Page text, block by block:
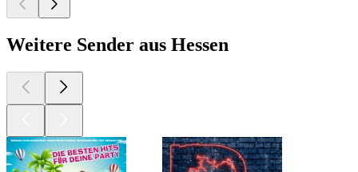
Weitere Sender aus Hessen